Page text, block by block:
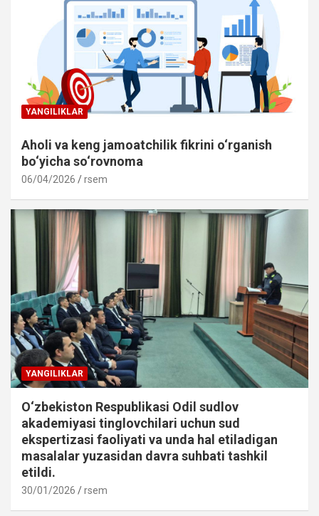
YANGILIKLAR
Aholi va keng jamoatchilik fikrini o‘rganish
bo‘yicha so‘rovnoma
06/04/2026 rsem
YANGILIKLAR
O‘zbekiston Respublikasi Odil sudlov
akademiyasi tinglovchilari uchun sud
ekspertizasi faoliyati va unda hal etiladigan
masalalar yuzasidan davra suhbati tashkil
etildi.
30/01/2026 rsem